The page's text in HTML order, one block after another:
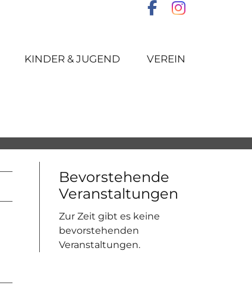
KINDER & JUGEND VEREIN
Bevorstehende
Veranstaltungen
Zur Zeit gibt es keine
bevorstehenden
Veranstaltungen.